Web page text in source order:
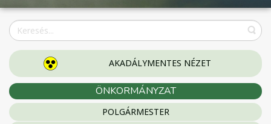
AKADÁLYMENTES NÉZET
ÖNKORMÁNYZAT
POLGÁRMESTER